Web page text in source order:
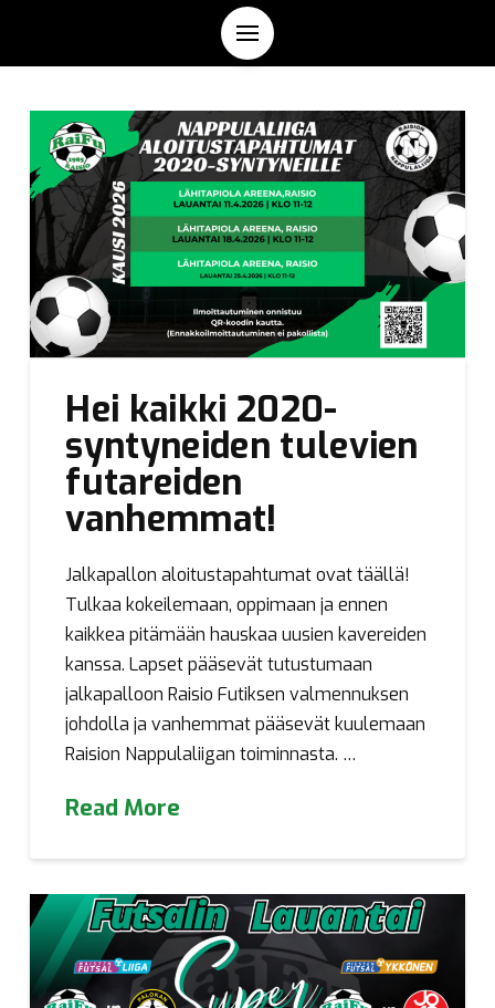
Hei kaikki 2020-
syntyneiden tulevien
futareiden
vanhemmat!
Jalkapallon aloitustapahtumat ovat täällä!
Tulkaa kokeilemaan, oppimaan ja ennen
kaikkea pitämään hauskaa uusien kavereiden
kanssa. Lapset pääsevät tutustumaan
jalkapalloon Raisio Futiksen valmennuksen
johdolla ja vanhemmat pääsevät kuulemaan
Raision Nappulaliigan toiminnasta. …
Read More